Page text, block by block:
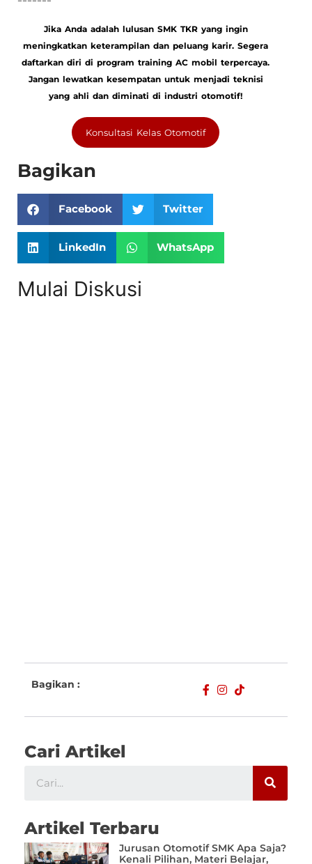
Jika Anda adalah lulusan SMK TKR yang ingin
meningkatkan keterampilan dan peluang karir. Segera
daftarkan diri di program training AC mobil terpercaya.
Jangan lewatkan kesempatan untuk menjadi teknisi
yang ahli dan diminati di industri otomotif!
Konsultasi Kelas Otomotif
Bagikan
Facebook Twitter
LinkedIn WhatsApp
Mulai Diskusi
Bagikan :
Cari Artikel
Artikel Terbaru
Jurusan Otomotif SMK Apa Saja?
Kenali Pilihan, Materi Belajar,